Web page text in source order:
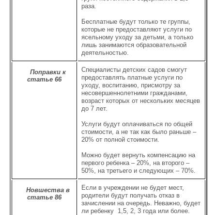
раза.
Бесплатные будут только те группы,
которые не предоставляют услуги по
ясельному уходу за детьми, а только
лишь занимаются образовательной
деятельностью.
Поправки к
статье 66
Специалисты детских садов смогут
предоставлять платные услуги по
уходу, воспитанию, присмотру за
несовершеннолетними гражданами,
возраст которых от нескольких месяцев
до 7 лет.
Услуги будут оплачиваться по общей
стоимости, а не так как было раньше –
20% от полной стоимости.
Можно будет вернуть компенсацию на
первого ребенка – 20%, на второго –
50%, на третьего и следующих – 70%.
Новшества в
статье 86
Если в учреждении не будет мест,
родители будут получать отказ в
зачислении на очередь. Неважно, будет
ли ребенку 1,5, 2, 3 года или более.